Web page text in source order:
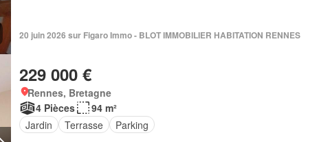
20 juin 2026 sur Figaro Immo - BLOT IMMOBILIER HABITATION RENNES
229 000 €
Rennes, Bretagne
4 Pièces
94 m²
Jardin
Terrasse Parking